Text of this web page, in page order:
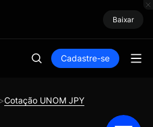
Baixar
Cadastre-se
>Cotação UNOM JPY